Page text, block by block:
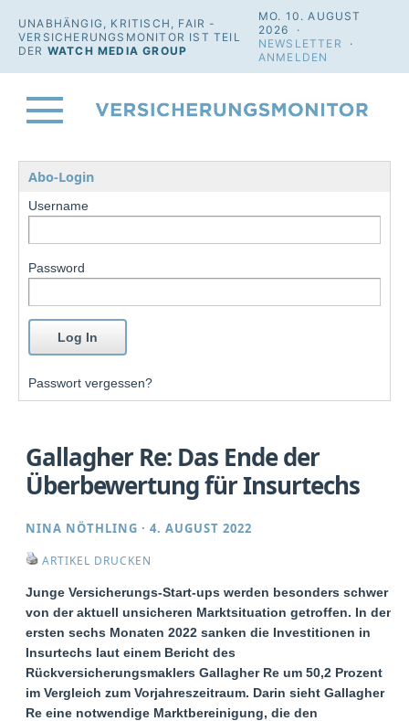
UNABHÄNGIG, KRITISCH, FAIR -
VERSICHERUNGSMONITOR IST TEIL
DER WATCH MEDIA GROUP
MO. 10. AUGUST
2026 ·
NEWSLETTER
·
ANMELDEN
Abo-Login
Username
Password
Passwort vergessen?
Gallagher Re: Das Ende der
Überbewertung für Insurtechs
NINA NÖTHLING ·4. AUGUST 2022
ARTIKEL DRUCKEN
Junge Versicherungs-Start-ups werden besonders schwer
von der aktuell unsicheren Marktsituation getroffen. In den
ersten sechs Monaten 2022 sanken die Investitionen in
Insurtechs laut einem Bericht des
Rückversicherungsmaklers Gallagher Re um 50,2 Prozent
im Vergleich zum Vorjahreszeitraum. Darin sieht Gallagher
Re eine notwendige Marktbereinigung, die den